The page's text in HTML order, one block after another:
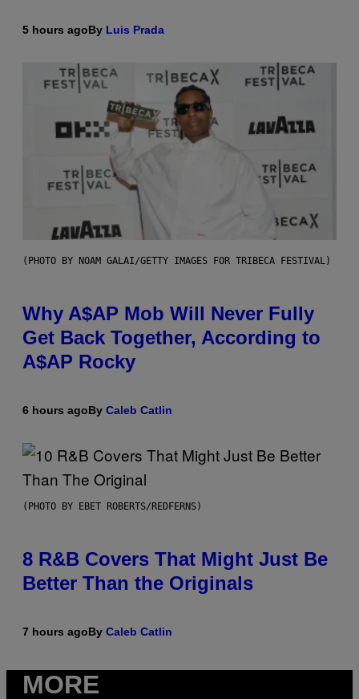
5 hours agoBy Luis Prada
(PHOTO BY NOAM GALAI/GETTY IMAGES FOR TRIBECA FESTIVAL)
Why A$AP Mob Will Never Fully
Get Back Together, According to
A$AP Rocky
6 hours agoBy Caleb Catlin
(PHOTO BY EBET ROBERTS/REDFERNS)
8 R&B Covers That Might Just Be
Better Than the Originals
7 hours agoBy Caleb Catlin
MORE